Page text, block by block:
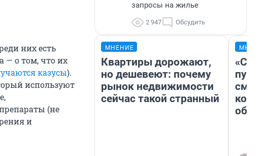
них есть
— о том, что их
казусы).
используют
(не
и
запросы на жилье
2 947 Обсудить
МНЕНИЕ
Квартиры дорожают,
но дешевеют: почему
рынок недвижимости
сейчас такой странный